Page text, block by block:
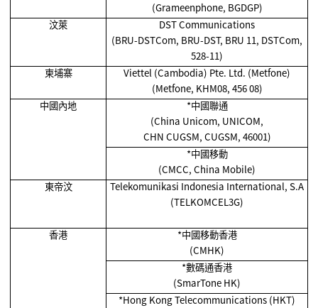
(Grameenphone, BGDGP)
汶萊
DST Communications
(BRU-DSTCom, BRU-DST, BRU 11, DSTCom,
528-11)
柬埔寨
Viettel (Cambodia) Pte. Ltd. (Metfone)
(Metfone, KHM08, 456 08)
中國內地
*中國聯通
(China Unicom, UNICOM,
CHN CUGSM, CUGSM, 46001)
*中國移動
(CMCC, China Mobile)
東帝汶
Telekomunikasi Indonesia International, S.A
(TELKOMCEL3G)
香港 *中國移動香港
(CMHK)
*數碼通香港
(SmarTone HK)
*Hong Kong Telecommunications (HKT)